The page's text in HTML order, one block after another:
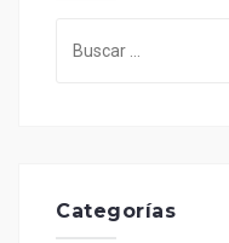
Categorías